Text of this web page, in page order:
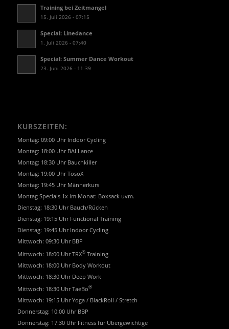
Training bei Zeitmangel
15. Juli 2026 - 07:15
Special: Linedance
1. Juli 2026 - 07:40
Special: Summer Dance Workout
23. Juni 2026 - 11:39
KURSZEITEN:
Montag: 09:00 Uhr Indoor Cycling
Montag: 18:00 Uhr BALLance
Montag: 18:30 Uhr Bauchkiller
Montag: 19:00 Uhr TosoX
Montag: 19:45 Uhr Männerkurs
Montag Specials 1x im Monat: Boxsack uvm.
Dienstag: 18:30 Uhr Bauch/Rücken
Dienstag: 19:15 Uhr Functional Training
Dienstag: 19:45 Uhr Indoor Cycling
Mittwoch: 09:30 Uhr BBP
Mittwoch: 18:00 Uhr TRX®Training
Mittwoch: 18:00 Uhr Body Workout
Mittwoch: 18:30 Uhr Deep Work
Mittwoch: 18:30 Uhr TaeBo®
Mittwoch: 19:15 Uhr Yoga / BlackRoll / Stretch
Donnerstag: 10:00 Uhr BBP
Donnerstag: 17:30 Uhr Fitness für Übergewichtige